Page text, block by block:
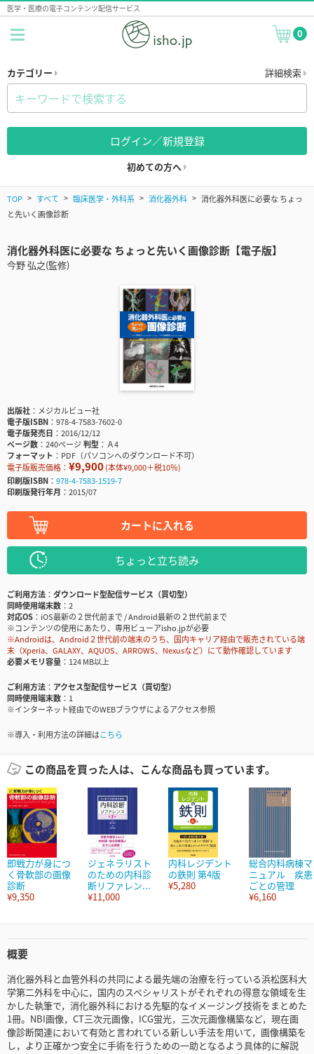
医学・医療の電子コンテンツ配信サービス
0
カテゴリー 詳細検索
ログイン／新規登録
初めての方へ
TOP すべて 臨床医学・外科系 消化器外科
消化器外科医に必要な ちょっ
と先いく画像診断
消化器外科医に必要な ちょっと先いく画像診断【電子版】
今野 弘之(監修)
出版社
メジカルビュー社
電子版ISBN
978-4-7583-7602-0
電子版発売日
2016/12/12
ページ数
240ページ判型
Ａ4
フォーマット
PDF（パソコンへのダウンロード不可）
電子版販売価格： ¥9,900(本体¥9,000＋税10％)
印刷版ISBN
978-4-7583-1519-7
印刷版発行年月
2015/07
カートに入れる
ちょっと立ち読み
ご利用方法
ダウンロード型配信サービス（買切型）
同時使用端末数
2
対応OS
iOS最新の２世代前まで / Android最新の２世代前まで
※コンテンツの使用にあたり、専用ビューアisho.jpが必要
※Androidは、Android２世代前の端末のうち、国内キャリア経由で販売されている端
末（Xperia、GALAXY、AQUOS、ARROWS、Nexusなど）にて動作確認しています
必要メモリ容量
124 MB以上
ご利用方法
アクセス型配信サービス（買切型）
同時使用端末数
1
※インターネット経由でのWEBブラウザによるアクセス参照
※導入・利用方法の詳細はこちら
この商品を買った人は、こんな商品も買っています。
即戦力が身につ
く骨軟部の画像
診断
¥9,350
ジェネラリスト
のための内科診
断リファレン...
¥11,000
内科レジデント
の鉄則 第4版
¥5,280
総合内科病棟マ
ニュアル 疾患
ごとの管理
¥6,160
概要
消化器外科と血管外科の共同による最先端の治療を行っている浜松医科大
学第二外科を中心に，国内のスペシャリストがそれぞれの得意な領域を生
かした執筆で，消化器外科における先駆的なイメージング技術をまとめた
1冊。NBI画像，CT三次元画像，ICG蛍光，三次元画像構築など，現在画
像診断関連において有効と言われている新しい手法を用いて，画像構築を
し，より正確かつ安全に手術を行うための一助となるよう具体的に解説